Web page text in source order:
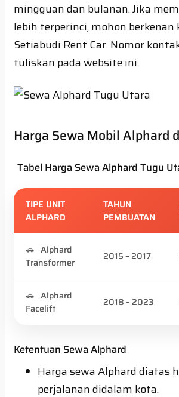
mingguan dan bulanan. Jika
lebih terperinci, mohon berkenan
Setiabudi Rent Car. Nomor
tuliskan pada website ini.
Harga Sewa Mobil Alphard
Tabel Harga Sewa Alphard Tugu
TIPE UNIT
ALPHARD
TAHUN
PEMBUATAN
Alphard
Transformer
2015 – 2017
Alphard
Facelift
2018 – 2023
Ketentuan Sewa Alphard
Harga sewa Alphard diatas
perjalanan didalam kota.